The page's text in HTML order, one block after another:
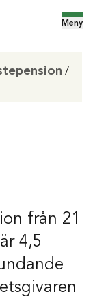
Meny
/
från 21
4,5